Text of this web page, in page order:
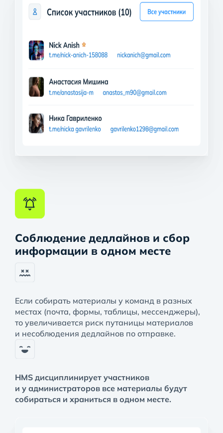
Соблюдение дедлайнов и сбор
информации в одном месте
Если собирать материалы у команд в разных
местах (почта, формы, таблицы, мессенджеры),
то увеличивается риск путаницы материалов
и несоблюдения дедлайнов по отправке.
HMS дисциплинирует участников
и у администраторов все материалы будут
собираться и храниться в одном месте.